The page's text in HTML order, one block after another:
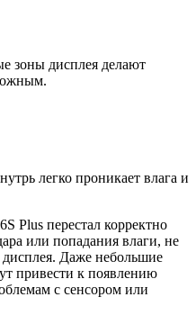
зоны дисплея делают
легко проникает влага и
Plus перестал корректно
или попадания влаги, не
дисплея. Даже небольшие
привести к появлению
с сенсором или